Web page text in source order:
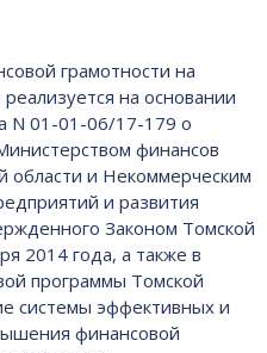
грамотности на
на основании
N 01-01-06/17-179 о
финансов
и Некоммерческим
и развития
Законом Томской
2014 года, а также в
программы Томской
системы эффективных и
финансовой